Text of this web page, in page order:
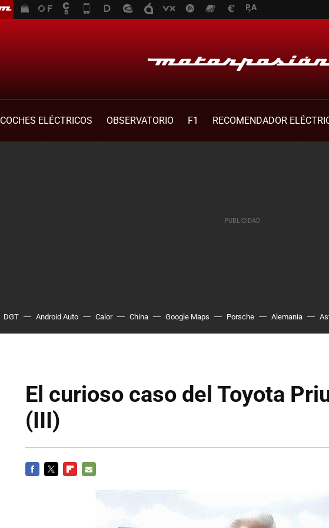
COCHES ELÉCTRICOS OBSERVATORIO F1
RECOMENDADOR
DGT Android Auto Calor China Google Maps Porsche Alemania
El curioso caso del Toyota
(III)